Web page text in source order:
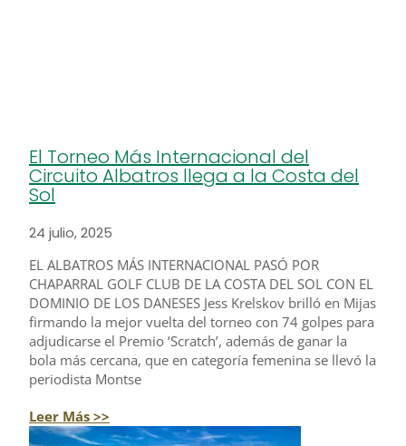
El Torneo Más Internacional del
Circuito Albatros llega a la Costa del
Sol
24 julio, 2025
EL ALBATROS MÁS INTERNACIONAL PASÓ POR
CHAPARRAL GOLF CLUB DE LA COSTA DEL SOL CON EL
DOMINIO DE LOS DANESES Jess Krelskov brilló en Mijas
firmando la mejor vuelta del torneo con 74 golpes para
adjudicarse el Premio ‘Scratch’, además de ganar la
bola más cercana, que en categoría femenina se llevó la
periodista Montse
Leer Más >>